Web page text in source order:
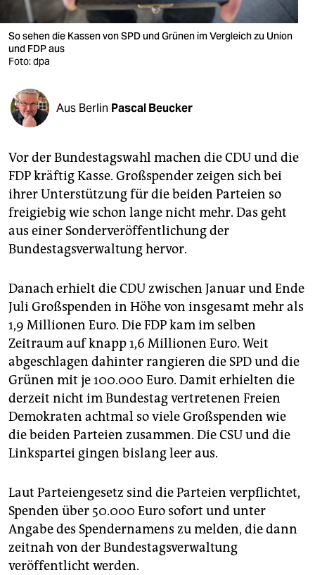
verlag
verlag
shop
fragen & hilfe
unterstützen
abo
genossenschaft
epaper login
So sehen die Kassen von SPD und Grünen im Vergleich zu Union
und FDP aus
Foto: dpa
Aus Berlin Pascal Beucker
Vor der Bundestagswahl machen die CDU und die
FDP kräftig Kasse. Großspender zeigen sich bei
ihrer Unterstützung für die beiden Parteien so
freigiebig wie schon lange nicht mehr. Das geht
aus einer Sonderveröffentlichung der
Bundestagsverwaltung hervor.
Danach erhielt die CDU zwischen Januar und Ende
Juli Großspenden in Höhe von insgesamt mehr als
1,9 Millionen Euro. Die FDP kam im selben
Zeitraum auf knapp 1,6 Millionen Euro. Weit
abgeschlagen dahinter rangieren die SPD und die
Grünen mit je 100.000 Euro. Damit erhielten die
derzeit nicht im Bundestag vertretenen Freien
Demokraten achtmal so viele Großspenden wie
die beiden Parteien zusammen. Die CSU und die
Linkspartei gingen bislang leer aus.
Laut Parteiengesetz sind die Parteien verpflichtet,
Spenden über 50.000 Euro sofort und unter
Angabe des Spendernamens zu melden, die dann
zeitnah von der Bundestagsverwaltung
veröffentlicht werden.